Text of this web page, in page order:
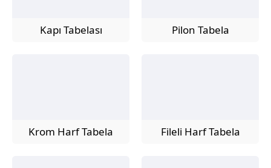
Kapı Tabelası Pilon Tabela
Krom Harf Tabela Fileli Harf Tabela